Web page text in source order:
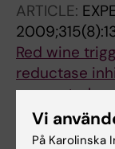
ARTICLE:
Red wine
reductase
resveratrol
Wallenborg
Huijbregts L;
Vi
På